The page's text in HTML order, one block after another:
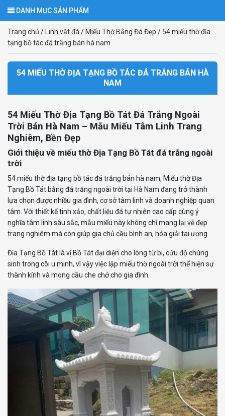
DANH MỤC SẢN PHẨM
Trang chủ / Linh vật đá / Miếu Thờ Bằng Đá Đẹp / 54 miếu thờ địa
tạng bồ tác đá trắng bán hà nam
54 MIẾU THỜ ĐỊA TẠNG BỒ TÁC ĐÁ TRẮNG BÁN HÀ
NAM
54 Miếu Thờ Địa Tạng Bồ Tát Đá Trắng Ngoài
Trời Bán Hà Nam – Mẫu Miếu Tâm Linh Trang
Nghiêm, Bền Đẹp
Giới thiệu về miếu thờ Địa Tạng Bồ Tát đá trắng ngoài
trời
54 miếu thờ địa tạng bồ tác đá trắng bán hà nam, Miếu thờ Địa
Tạng Bồ Tát bằng đá trắng ngoài trời tại Hà Nam đang trở thành
lựa chọn được nhiều gia đình, cơ sở tâm linh và doanh nghiệp quan
tâm. Với thiết kế tinh xảo, chất liệu đá tự nhiên cao cấp cùng ý
nghĩa tâm linh sâu sắc, mẫu miếu này không chỉ mang lại vẻ đẹp
trang nghiêm mà còn giúp gia chủ cầu bình an, hóa giải tai ương.
Địa Tạng Bồ Tát là vị Bồ Tát đại diện cho lòng từ bi, cứu độ chúng
sinh trong cõi u minh, vì vậy việc lập miếu thờ ngoài trời thể hiện sự
thành kính và mong cầu che chở cho gia đình.